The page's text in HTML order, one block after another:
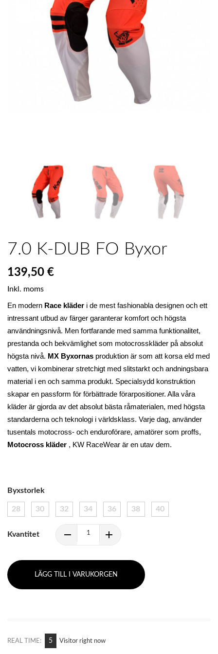
7.0 K-DUB FO Byxor
139,50 €
Inkl. moms
En modern Race kläder i de mest fashionabla designen och ett
intressant utbud av färger garanterar komfort och högsta
användningsnivå. Men fortfarande med samma funktionalitet,
prestanda och bekvämlighet som motocrosskläder på absolut
högsta nivå. MX Byxornas produktion är som att korsa eld med
vatten, vi kombinerar stretchigt med slitstarkt och andningsbara
material i en och samma produkt. Specialsydd konstruktion
skapar en passform för förbättrade förarpositioner. Alla våra
kläder är gjorda av det absolut bästa råmaterialen, med högsta
standarderna och teknologi i världsklass. Varje dag, använder
Motocross kläder , KW RaceWear är en utav dem.
Byxstorlek
28 30 32 34 36 38 40
Kvantitet
LÄGG TILL I VARUKORGEN
REAL TIME: 5 Visitor right now